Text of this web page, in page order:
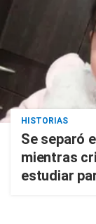
HISTORIAS
Se separó
mientras
estudiar